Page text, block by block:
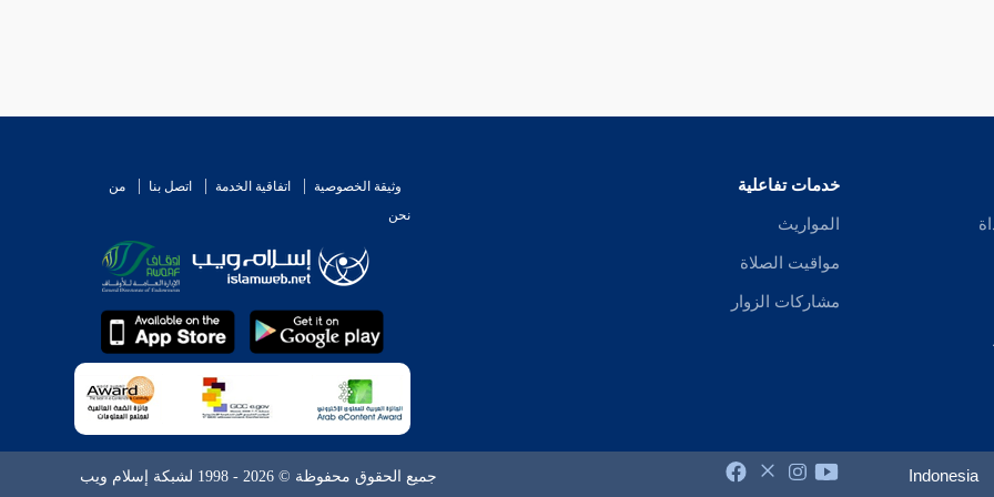
خدمات تفاعلية
المواريث
مواقيت الصلاة
مشاركات الزوار
وثيقة الخصوصية اتفاقية الخدمة اتصل بنا
من
نحن
Indonesia جميع الحقوق محفوظة © 2026 - 1998 لشبكة إسلام ويب